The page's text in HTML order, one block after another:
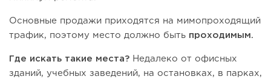
Основные продажи приходятся на мимопроходящий
трафик, поэтому место должно быть проходимым.
Где искать такие места? Недалеко от офисных
зданий, учебных заведений, на остановках, в парках,